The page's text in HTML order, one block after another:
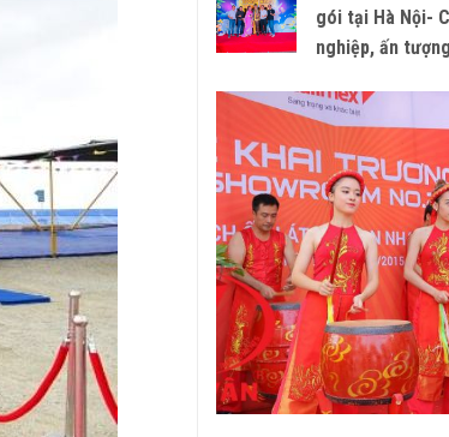
gói tại Hà Nội-
nghiệp, ấn tượng